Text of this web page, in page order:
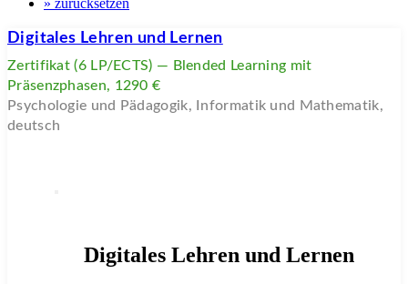
» zurücksetzen
Digitales Lehren und Lernen
Zertifikat (6 LP/ECTS) — Blended Learning mit
Präsenzphasen, 1290 €
Psychologie und Pädagogik, Informatik und Mathematik,
deutsch
Digitales Lehren und Lernen